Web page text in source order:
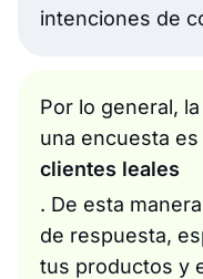
intenciones de
Por lo general,
una encuesta
clientes leales
. De esta
de respuesta,
tus productos y